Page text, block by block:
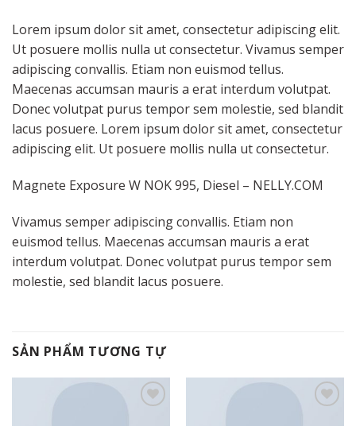
Lorem ipsum dolor sit amet, consectetur adipiscing elit.
Ut posuere mollis nulla ut consectetur. Vivamus semper
adipiscing convallis. Etiam non euismod tellus.
Maecenas accumsan mauris a erat interdum volutpat.
Donec volutpat purus tempor sem molestie, sed blandit
lacus posuere. Lorem ipsum dolor sit amet, consectetur
adipiscing elit. Ut posuere mollis nulla ut consectetur.
Magnete Exposure W NOK 995, Diesel – NELLY.COM
Vivamus semper adipiscing convallis. Etiam non
euismod tellus. Maecenas accumsan mauris a erat
interdum volutpat. Donec volutpat purus tempor sem
molestie, sed blandit lacus posuere.
SẢN PHẨM TƯƠNG TỰ